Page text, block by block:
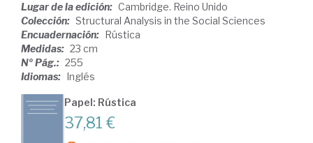
Lugar de la edición: Cambridge. Reino Unido
Colección: Structural Analysis in the Social Sciences
Encuadernación: Rústica
Medidas: 23 cm
Nº Pág.: 255
Idiomas: Inglés
Papel: Rústica
37,81 €